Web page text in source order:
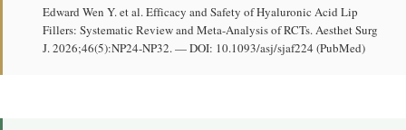
Edward Wen Y. et al. Efficacy and Safety of Hyaluronic Acid Lip
Fillers: Systematic Review and Meta-Analysis of RCTs. Aesthet Surg
J. 2026;46(5):NP24-NP32. —DOI: 10.1093/asj/sjaf224 (PubMed)